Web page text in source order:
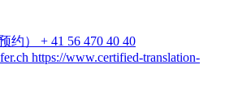
约） + 41 56 470 40 40
https://www.certified-translation-